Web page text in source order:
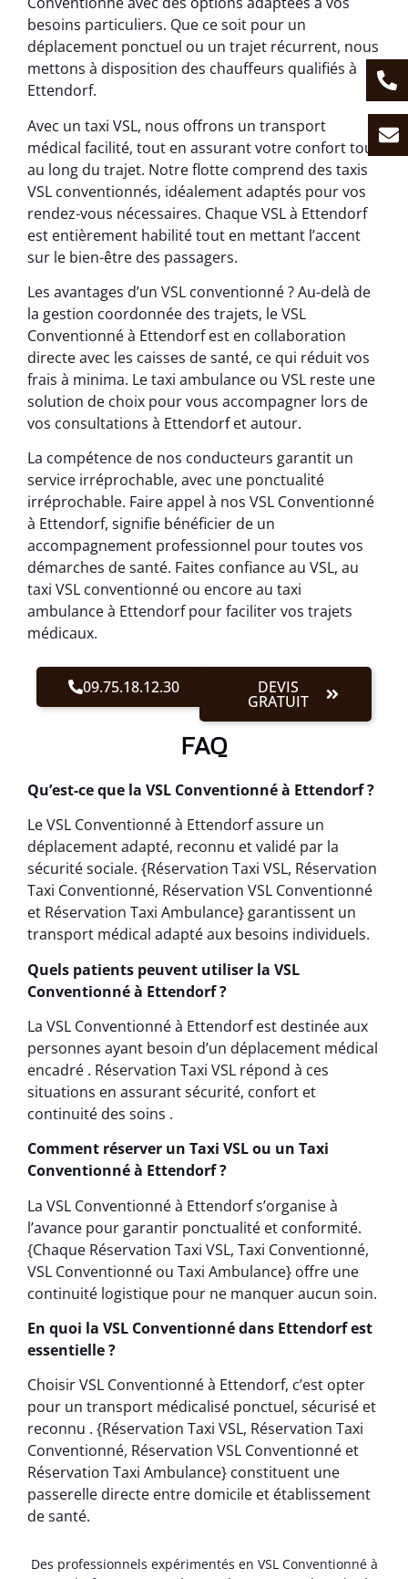
besoins particuliers. Que ce soit pour un
déplacement ponctuel ou un trajet récurrent, nous
mettons à disposition des chauffeurs qualifiés à
Ettendorf.
Avec un taxi VSL, nous offrons un transport
médical facilité, tout en assurant votre confort tout
au long du trajet. Notre flotte comprend des taxis
VSL conventionnés, idéalement adaptés pour vos
rendez-vous nécessaires. Chaque VSL à Ettendorf
est entièrement habilité tout en mettant l’accent
sur le bien-être des passagers.
Les avantages d’un VSL conventionné ? Au-delà de
la gestion coordonnée des trajets, le VSL
Conventionné à Ettendorf est en collaboration
directe avec les caisses de santé, ce qui réduit vos
frais à minima. Le taxi ambulance ou VSL reste une
solution de choix pour vous accompagner lors de
vos consultations à Ettendorf et autour.
La compétence de nos conducteurs garantit un
service irréprochable, avec une ponctualité
irréprochable. Faire appel à nos VSL Conventionné
à Ettendorf, signifie bénéficier de un
accompagnement professionnel pour toutes vos
démarches de santé. Faites confiance au VSL, au
taxi VSL conventionné ou encore au taxi
ambulance à Ettendorf pour faciliter vos trajets
médicaux.
09.75.18.12.30 DEVIS
GRATUIT
FAQ
Qu’est-ce que la VSL Conventionné à Ettendorf ?
Le VSL Conventionné à Ettendorf assure un
déplacement adapté, reconnu et validé par la
sécurité sociale. {Réservation Taxi VSL, Réservation
Taxi Conventionné, Réservation VSL Conventionné
et Réservation Taxi Ambulance} garantissent un
transport médical adapté aux besoins individuels.
Quels patients peuvent utiliser la VSL
Conventionné à Ettendorf ?
La VSL Conventionné à Ettendorf est destinée aux
personnes ayant besoin d’un déplacement médical
encadré . Réservation Taxi VSL répond à ces
situations en assurant sécurité, confort et
continuité des soins .
Comment réserver un Taxi VSL ou un Taxi
Conventionné à Ettendorf ?
La VSL Conventionné à Ettendorf s’organise à
l’avance pour garantir ponctualité et conformité.
{Chaque Réservation Taxi VSL, Taxi Conventionné,
VSL Conventionné ou Taxi Ambulance} offre une
continuité logistique pour ne manquer aucun soin.
En quoi la VSL Conventionné dans Ettendorf est
essentielle ?
Choisir VSL Conventionné à Ettendorf, c’est opter
pour un transport médicalisé ponctuel, sécurisé et
reconnu . {Réservation Taxi VSL, Réservation Taxi
Conventionné, Réservation VSL Conventionné et
Réservation Taxi Ambulance} constituent une
passerelle directe entre domicile et établissement
de santé.
Des professionnels expérimentés en VSL Conventionné à